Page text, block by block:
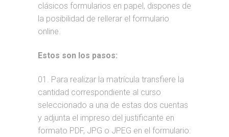
clásicos formularios en papel, dispones de
la posibilidad de rellerar el formulario
online.
Estos son los pasos:
01. Para realizar la matrícula transfiere la
cantidad correspondiente al curso
seleccionado a una de estas dos cuentas
y adjunta el impreso del justificante en
formato PDF, JPG o JPEG en el formulario: